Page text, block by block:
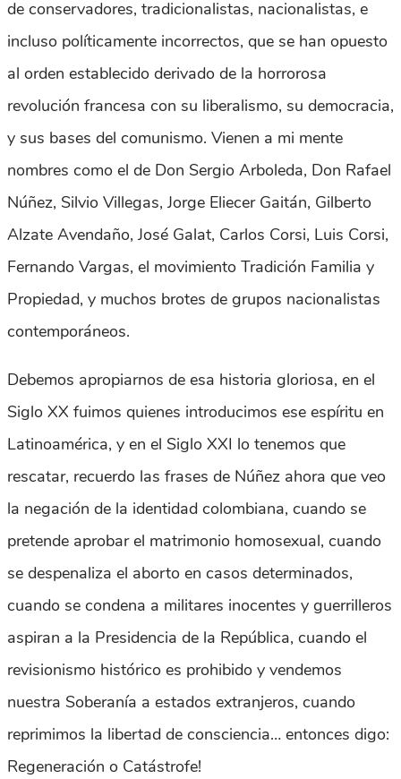
de conservadores, tradicionalistas, nacionalistas, e
incluso políticamente incorrectos, que se han opuesto
al orden establecido derivado de la horrorosa
revolución francesa con su liberalismo, su democracia,
y sus bases del comunismo. Vienen a mi mente
nombres como el de Don Sergio Arboleda, Don Rafael
Núñez, Silvio Villegas, Jorge Eliecer Gaitán, Gilberto
Alzate Avendaño, José Galat, Carlos Corsi, Luis Corsi,
Fernando Vargas, el movimiento Tradición Familia y
Propiedad, y muchos brotes de grupos nacionalistas
contemporáneos.
Debemos apropiarnos de esa historia gloriosa, en el
Siglo XX fuimos quienes introducimos ese espíritu en
Latinoamérica, y en el Siglo XXI lo tenemos que
rescatar, recuerdo las frases de Núñez ahora que veo
la negación de la identidad colombiana, cuando se
pretende aprobar el matrimonio homosexual, cuando
se despenaliza el aborto en casos determinados,
cuando se condena a militares inocentes y guerrilleros
aspiran a la Presidencia de la República, cuando el
revisionismo histórico es prohibido y vendemos
nuestra Soberanía a estados extranjeros, cuando
reprimimos la libertad de consciencia… entonces digo:
Regeneración o Catástrofe!